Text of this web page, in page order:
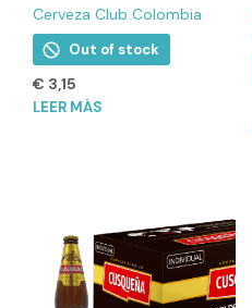
Cerveza Club Colombia
Out of stock
€ 3,15
LEER MÁS